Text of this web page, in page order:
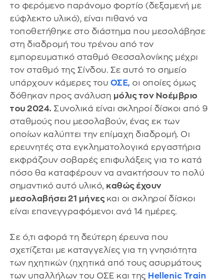
το φερόμενο παράνομο φορτίο (δεξαμενή με
εύφλεκτο υλικό), είναι πιθανό να
τοποθετήθηκε στο διάστημα που μεσολάβησε
στη διαδρομή του τρένου από τον
εμπορευματικό σταθμό Θεσσαλονίκης μέχρι
τον σταθμό της Σίνδου. Σε αυτό το σημείο
υπάρχουν κάμερες του ΟΣΕ, οι οποίες όμως
δόθηκαν προς ανάλυση μόλις τον Νοέμβριο
του 2024. Συνολικά είναι σκληροί δίσκοι από 9
σταθμούς που μεσολαβούν, ένας εκ των
οποίων καλύπτει την επίμαχη διαδρομή. Οι
ερευνητές στα εγκληματολογικά εργαστήρια
εκφράζουν σοβαρές επιφυλάξεις για το κατά
πόσο θα καταφέρουν να ανακτήσουν το πολύ
σημαντικό αυτό υλικό, καθώς έχουν
μεσολαβήσει 21 μήνες και οι σκληροί δίσκοι
είναι επανεγγραφόμενοι ανά 14 ημέρες.
Σε ό,τι αφορά τη δεύτερη έρευνα που
σχετίζεται με καταγγελίες για τη γνησιότητα
των ηχητικών (ηχητικά από τους ασυρμάτους
των υπαλλήλων του ΟΣΕ και της Hellenic Train